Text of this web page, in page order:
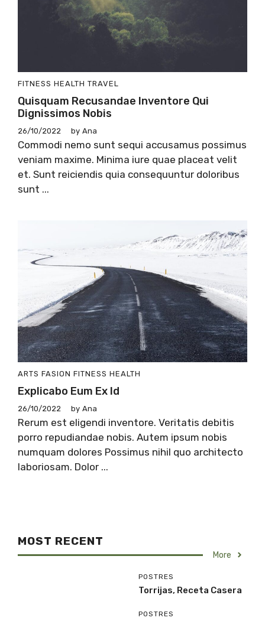
FITNESS HEALTH TRAVEL
Quisquam Recusandae Inventore Qui
Dignissimos Nobis
26/10/2022 by Ana
Commodi nemo sunt sequi accusamus possimus
veniam maxime. Minima iure quae placeat velit
et. Sunt reiciendis quia consequuntur doloribus
sunt ...
ARTS FASION FITNESS HEALTH
Explicabo Eum Ex Id
26/10/2022 by Ana
Rerum est eligendi inventore. Veritatis debitis
porro repudiandae nobis. Autem ipsum nobis
numquam dolores Possimus nihil quo architecto
laboriosam. Dolor ...
MOST RECENT
More
POSTRES
Torrijas, Receta Casera
POSTRES